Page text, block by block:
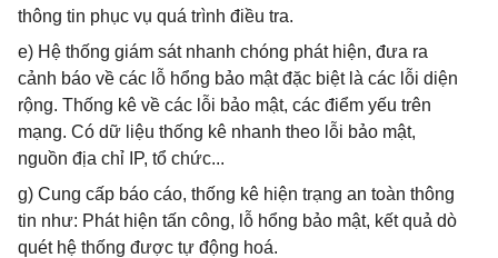
thông tin phục vụ quá trình điều tra.
e) Hệ thống giám sát nhanh chóng phát hiện, đưa ra
cảnh báo về các lỗ hổng bảo mật đặc biệt là các lỗi diện
rộng. Thống kê về các lỗi bảo mật, các điểm yếu trên
mạng. Có dữ liệu thống kê nhanh theo lỗi bảo mật,
nguồn địa chỉ IP, tổ chức...
g) Cung cấp báo cáo, thống kê hiện trạng an toàn thông
tin như: Phát hiện tấn công, lỗ hổng bảo mật, kết quả dò
quét hệ thống được tự động hoá.